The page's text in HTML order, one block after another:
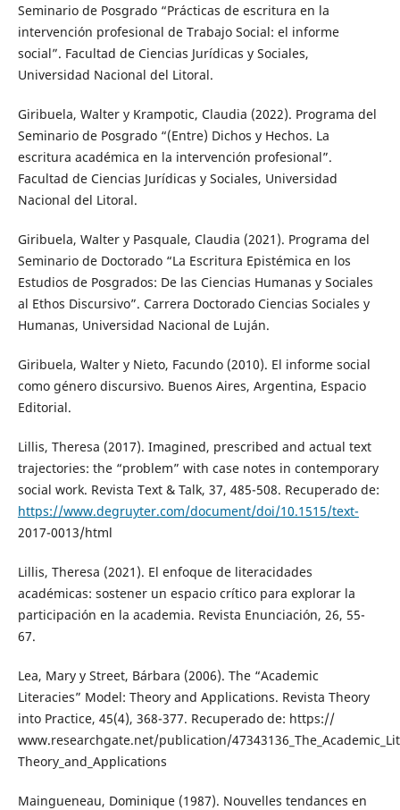
Seminario de Posgrado “Prácticas de escritura en la
intervención profesional de Trabajo Social: el informe
social”. Facultad de Ciencias Jurídicas y Sociales,
Universidad Nacional del Litoral.
Giribuela, Walter y Krampotic, Claudia (2022). Programa del
Seminario de Posgrado “(Entre) Dichos y Hechos. La
escritura académica en la intervención profesional”.
Facultad de Ciencias Jurídicas y Sociales, Universidad
Nacional del Litoral.
Giribuela, Walter y Pasquale, Claudia (2021). Programa del
Seminario de Doctorado “La Escritura Epistémica en los
Estudios de Posgrados: De las Ciencias Humanas y Sociales
al Ethos Discursivo”. Carrera Doctorado Ciencias Sociales y
Humanas, Universidad Nacional de Luján.
Giribuela, Walter y Nieto, Facundo (2010). El informe social
como género discursivo. Buenos Aires, Argentina, Espacio
Editorial.
Lillis, Theresa (2017). Imagined, prescribed and actual text
trajectories: the “problem” with case notes in contemporary
social work. Revista Text & Talk, 37, 485-508. Recuperado de:
https://www.degruyter.com/document/doi/10.1515/text-
2017-0013/html
Lillis, Theresa (2021). El enfoque de literacidades
académicas: sostener un espacio crítico para explorar la
participación en la academia. Revista Enunciación, 26, 55-
67.
Lea, Mary y Street, Bárbara (2006). The “Academic
Literacies” Model: Theory and Applications. Revista Theory
into Practice, 45(4), 368-377. Recuperado de: https://
www.researchgate.net/publication/
Theory_and_Applications
Maingueneau, Dominique (1987). Nouvelles tendances en